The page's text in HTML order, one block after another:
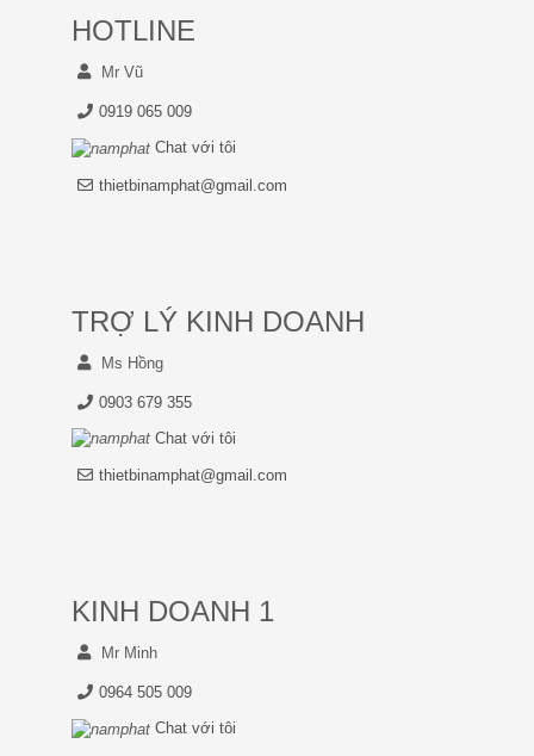
HOTLINE
Mr Vũ
0919 065 009
Chat với tôi
thietbinamphat@gmail.com
TRỢ LÝ KINH DOANH
Ms Hồng
0903 679 355
Chat với tôi
thietbinamphat@gmail.com
KINH DOANH 1
Mr Minh
0964 505 009
Chat với tôi